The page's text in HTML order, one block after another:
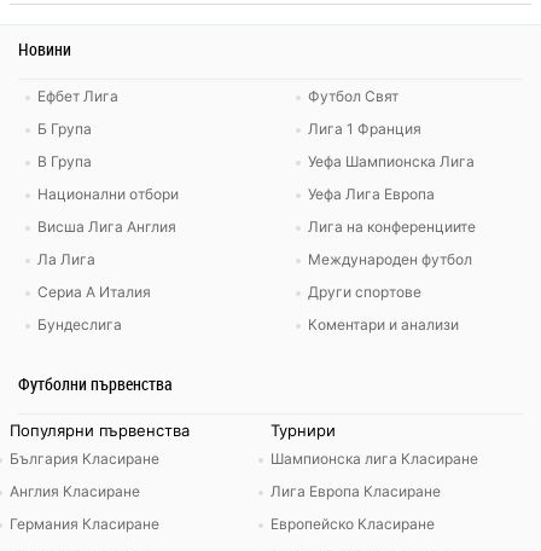
Новини
Ефбет Лига
Б Група
В Група
Национални отбори
Висша Лига Англия
Ла Лига
Сериа А Италия
Бундеслига
Футбол Свят
Лига 1 Франция
Уефа Шампионска Лига
Уефа Лига Европа
Лига на конференциите
Международен футбол
Други спортове
Коментари и анализи
Футболни първенства
Популярни първенства
България Класиране
Англия Класиране
Германия Класиране
Турнири
Шампионска лига Класиране
Лига Европа Класиране
Европейско Класиране